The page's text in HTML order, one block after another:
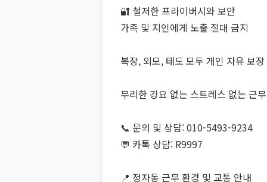
🔐 철저한 프라이버시와 보안
가족 및 지인에게 노출 절대 금지
복장, 외모, 태도 모두 개인 자유 보장
무리한 강요 없는 스트레스 없는 근
📞 문의 및 상담: 010-5493-9234
💬 카톡 상담: R9997
📍 정자동 근무 환경 및 교통 안내